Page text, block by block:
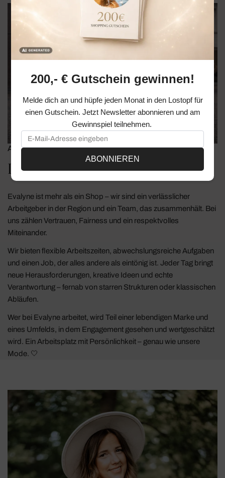
ARBEITEN BEI EVALYNE
Direkt am Niederrhein
Evalyne ist mehr als ein Shop – wir sind ein verlässlicher
Arbeitgeber in der Region und ein Team, das zusammenhält. Bei
uns zählen Vertrauen, Fairness und ein respektvolles
Miteinander.
Wir bieten flexible Arbeitszeiten, abwechslungsreiche Aufgaben
und einen Job, der alles andere als eintönig ist. Jeder Tag bringt
neue Herausforderungen, kreative Ideen und echte
Verantwortung – fernab von starren Strukturen oder klassischen
Abläufen.
Wer bei Evalyne arbeitet, wird Teil einer lebendigen Marke und
eines Umfelds, in dem Engagement gesehen und wertgeschätzt
wird. Ein Arbeitsplatz mit Persönlichkeit – genau wie unsere
Mode. 🤍
200,- € Gutschein gewinnen!
Melde dich an und hüpfe jeden Monat in den Lostopf für
einen Gutschein. Jetzt Newsletter abonnieren und am
Gewinnspiel teilnehmen.
ABONNIEREN